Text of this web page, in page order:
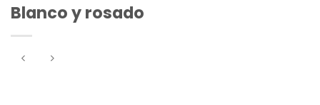
Blanco y rosado